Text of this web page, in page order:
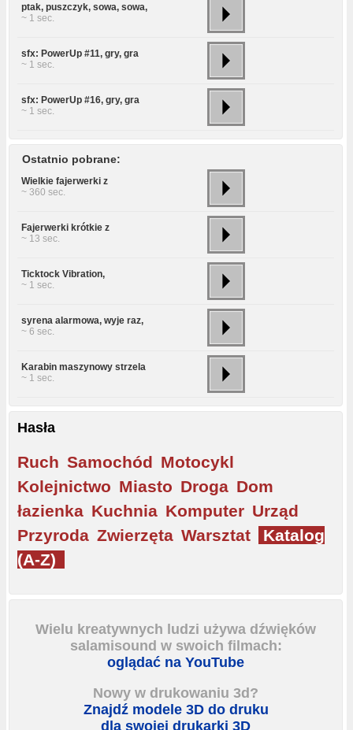
ptak, puszczyk, sowa, sowa,
~ 1 sec.
sfx: PowerUp #11, gry, gra
~ 1 sec.
sfx: PowerUp #16, gry, gra
~ 1 sec.
Ostatnio pobrane:
Wielkie fajerwerki z
~ 360 sec.
Fajerwerki krótkie z
~ 13 sec.
Ticktock Vibration,
~ 1 sec.
syrena alarmowa, wyje raz,
~ 6 sec.
Karabin maszynowy strzela
~ 1 sec.
Hasła
Ruch Samochód Motocykl
Kolejnictwo Miasto Droga Dom
łazienka Kuchnia Komputer Urząd
Przyroda Zwierzęta Warsztat
Katalog
(A-Z)
Wielu kreatywnych ludzi używa dźwięków
salamisound w swoich filmach:
oglądać na YouTube
Nowy w drukowaniu 3d?
Znajdź modele 3D do druku
dla swojej drukarki 3D